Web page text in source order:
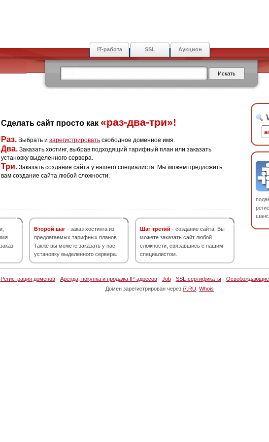
IT-работа SSL Аукцион
Сделать сайт просто как «раз-два-три»!
Раз. Выбрать и зарегистрировать свободное доменное имя.
Два. Заказать хостинг, выбрав подходящий тарифный план или заказать
установку выделенного сервера.
Три. Заказать создание сайта у нашего специалиста. Мы можем предложить
вам создание сайта любой сложности.
Второй шаг - заказ хостинга из
предлагаемых тарифных планов.
Также вы можете заказать у нас
установку выделенного сервера.
Шаг третий - создание сайта. Вы
можете заказать сайт любой
сложности, связавшись с нашим
специалистом.
Регистрация доменов· Аренда, покупка и продажа IP-адресов· Job· SSL-сертификаты·
Домен зарегистрирован через i7.RU Whois